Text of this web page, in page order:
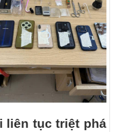
liên tục triệt phá